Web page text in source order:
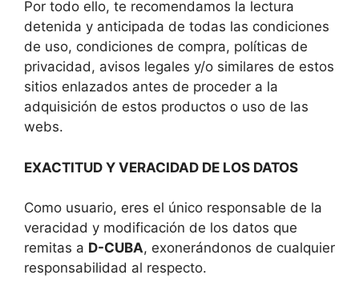
Por todo ello, te recomendamos la lectura
detenida y anticipada de todas las condiciones
de uso, condiciones de compra, políticas de
privacidad, avisos legales y/o similares de estos
sitios enlazados antes de proceder a la
adquisición de estos productos o uso de las
webs.
EXACTITUD Y VERACIDAD DE LOS DATOS
Como usuario, eres el único responsable de la
veracidad y modificación de los datos que
remitas a D-CUBA, exonerándonos de cualquier
responsabilidad al respecto.